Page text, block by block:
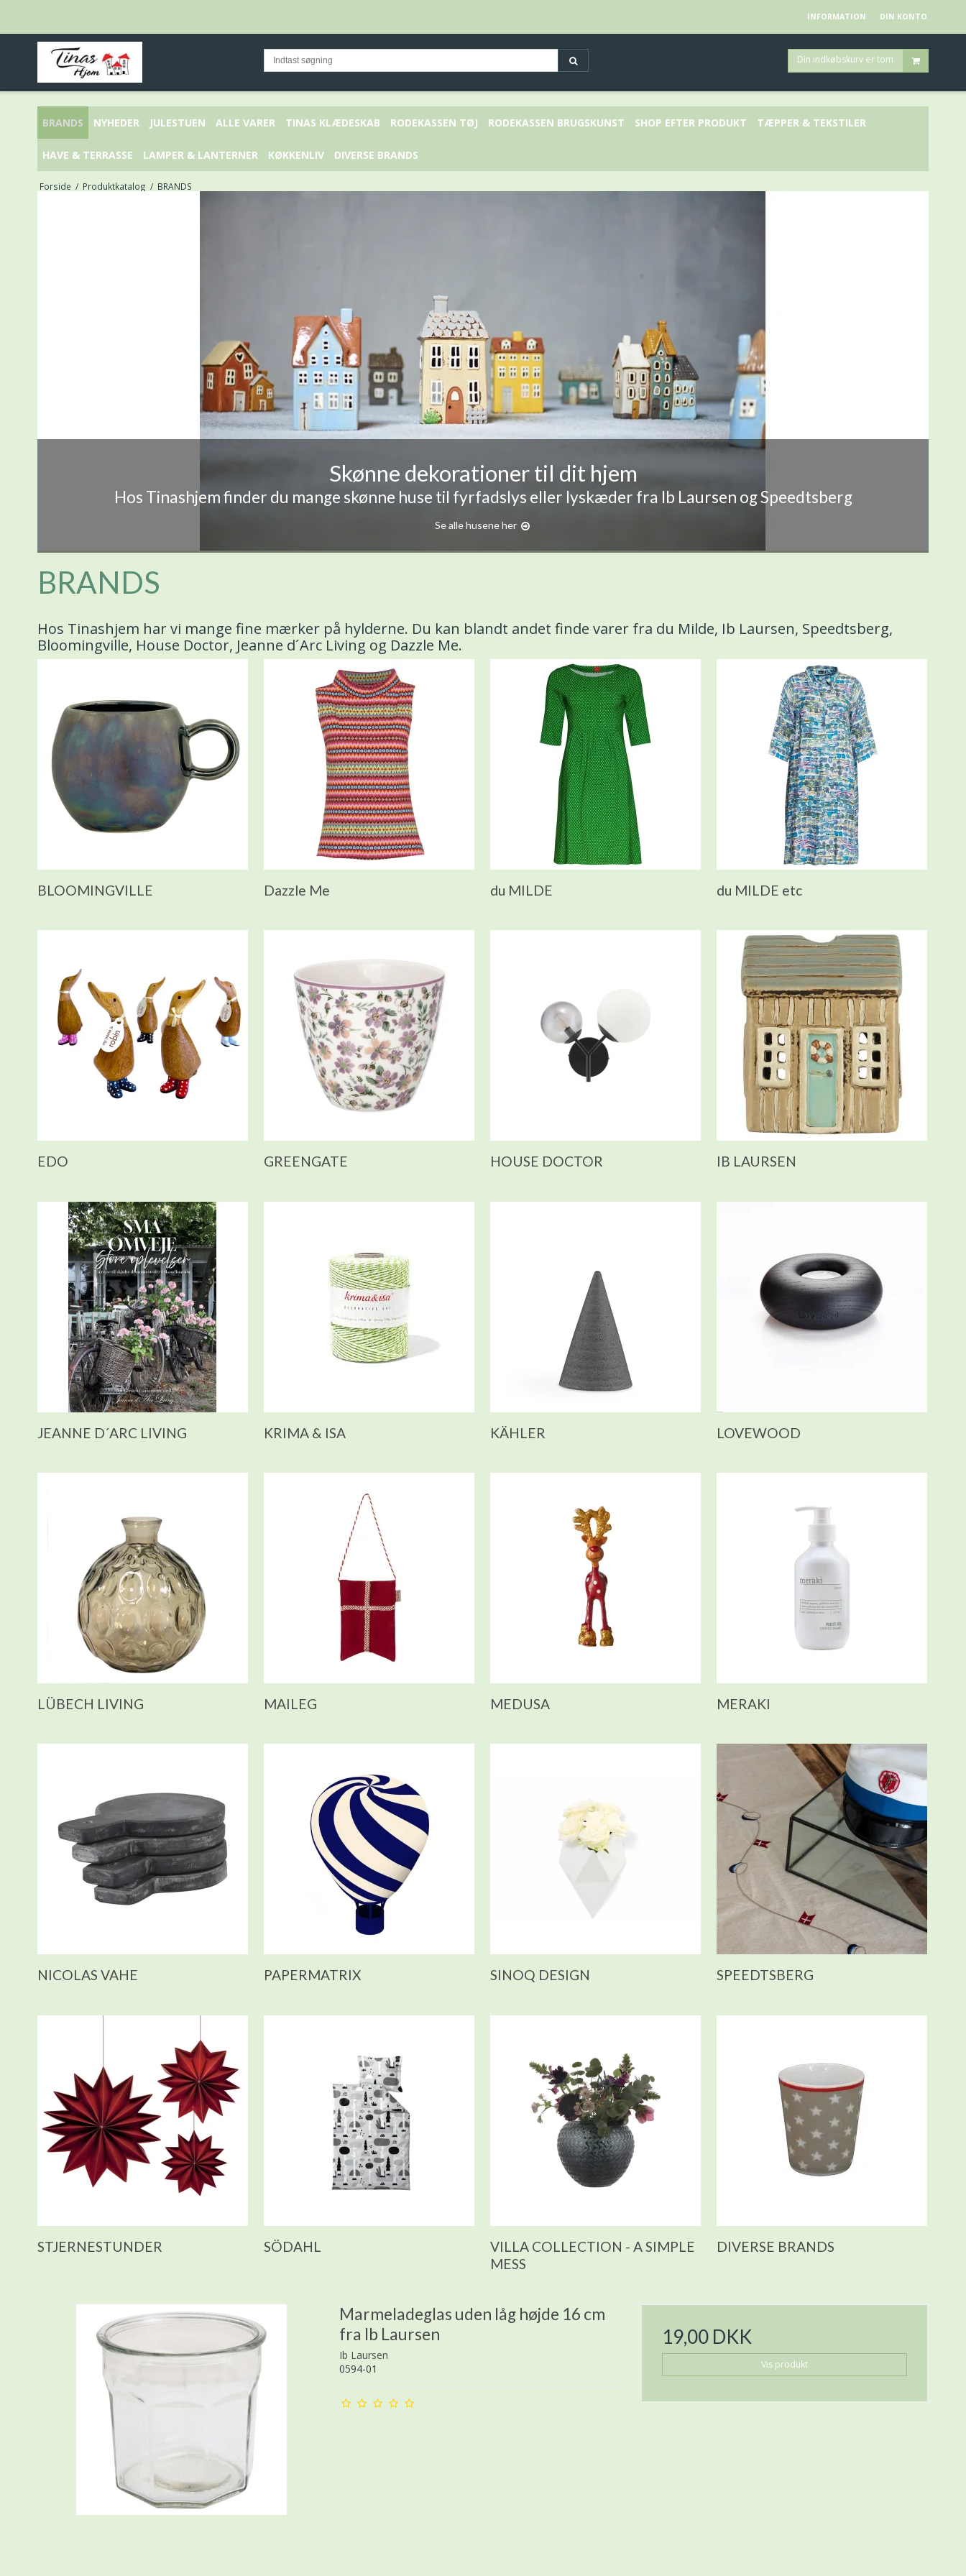
INFORMATION DIN KONTO
Din indkøbskurv er tom
BRANDS NYHEDER JULESTUEN ALLE VARER TINAS KLÆDESKAB RODEKASSEN TØJ RODEKASSEN BRUGSKUNST SHOP EFTER PRODUKT TÆPPER & TEKSTILER
HAVE & TERRASSE LAMPER & LANTERNER KØKKENLIV DIVERSE BRANDS
Forside / Produktkatalog / BRANDS
Skønne dekorationer til dit hjem
Hos Tinashjem finder du mange skønne huse til fyrfadslys eller lyskæder fra Ib Laursen og Speedtsberg
Se alle husene her
BRANDS
Hos Tinashjem har vi mange fine mærker på hylderne. Du kan blandt andet finde varer fra du Milde, Ib Laursen, Speedtsberg,
Bloomingville, House Doctor, Jeanne d´Arc Living og Dazzle Me.
BLOOMINGVILLE Dazzle Me du MILDE du MILDE etc
EDO GREENGATE HOUSE DOCTOR IB LAURSEN
JEANNE D´ARC LIVING KRIMA & ISA KÄHLER LOVEWOOD
LÜBECH LIVING MAILEG MEDUSA MERAKI
NICOLAS VAHE PAPERMATRIX SINOQ DESIGN SPEEDTSBERG
STJERNESTUNDER SÖDAHL
VILLA COLLECTION - A SIMPLE
MESS
DIVERSE BRANDS
Marmeladeglas uden låg højde 16 cm
fra Ib Laursen
Ib Laursen
0594-01
19,00 DKK
Vis produkt